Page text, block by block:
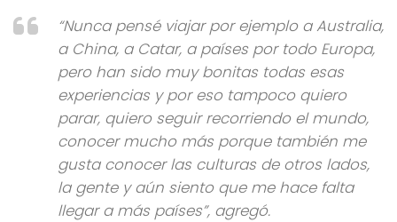
“Nunca pensé viajar por ejemplo a Australia,
a China, a Catar, a países por todo Europa,
pero han sido muy bonitas todas esas
experiencias y por eso tampoco quiero
parar, quiero seguir recorriendo el mundo,
conocer mucho más porque también me
gusta conocer las culturas de otros lados,
la gente y aún siento que me hace falta
llegar a más países”, agregó.